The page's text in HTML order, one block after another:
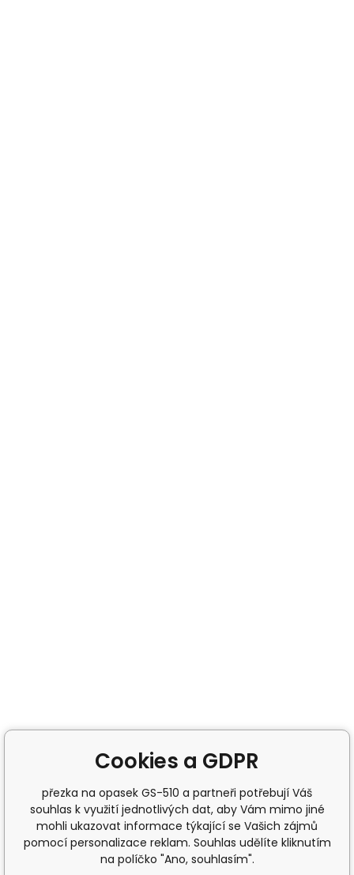
Cookies a GDPR
přezka na opasek GS-510 a partneři potřebují Váš
souhlas k využití jednotlivých dat, aby Vám mimo jiné
mohli ukazovat informace týkající se Vašich zájmů
pomocí personalizace reklam. Souhlas udělíte kliknutím
na políčko "Ano, souhlasím".